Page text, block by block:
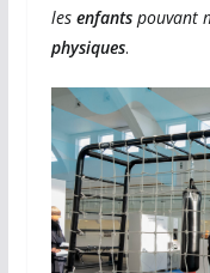
les enfantspouvant
physiques.